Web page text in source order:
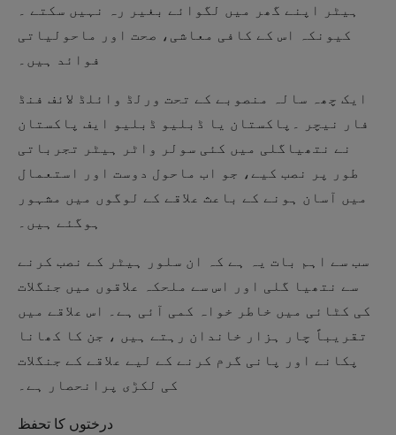
ہیٹر اپنے گھر میں لگوائے بغیر رہ نہیں سکتے ۔
کیونکہ اس کے کافی معاشی، صحت اور ماحولیاتی
فوائد ہیں۔
ایک چھہ سالہ منصوبے کے تحت ورلڈ وائلڈ لائف فنڈ
فار نیچر ۔پاکستان یا ڈبلیو ڈبلیو ایف پاکستان
نے نتھیاگلی میں کئی سولر واٹر ہیٹر تجرباتی
طور پر نصب کیے، جو اب ماحول دوست اور استعمال
میں آسان ہونے کے باعث علاقے کے لوگوں میں مشہور
ہوگئے ہیں۔
سب سے اہم بات یہ ہے کہ ان سلور ہیٹر کے نصب کرنے
سے نتھیا گلی اور اس سے ملحکہ علاقوں میں جنگلات
کی کٹائی میں خاطر خواہ کمی آئی ہے۔ اس علاقے میں
تقریباً چار ہزار خاندان رہتے ہیں ، جن کا کھانا
پکانے اور پانی گرم کرنے کے لیے علاقے کے جنگلات
کی لکڑی پرانحصار ہے۔
درختوں کا تحفظ